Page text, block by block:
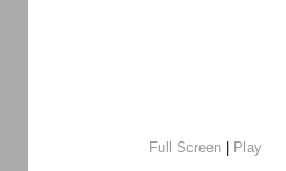
Full Screen
Play